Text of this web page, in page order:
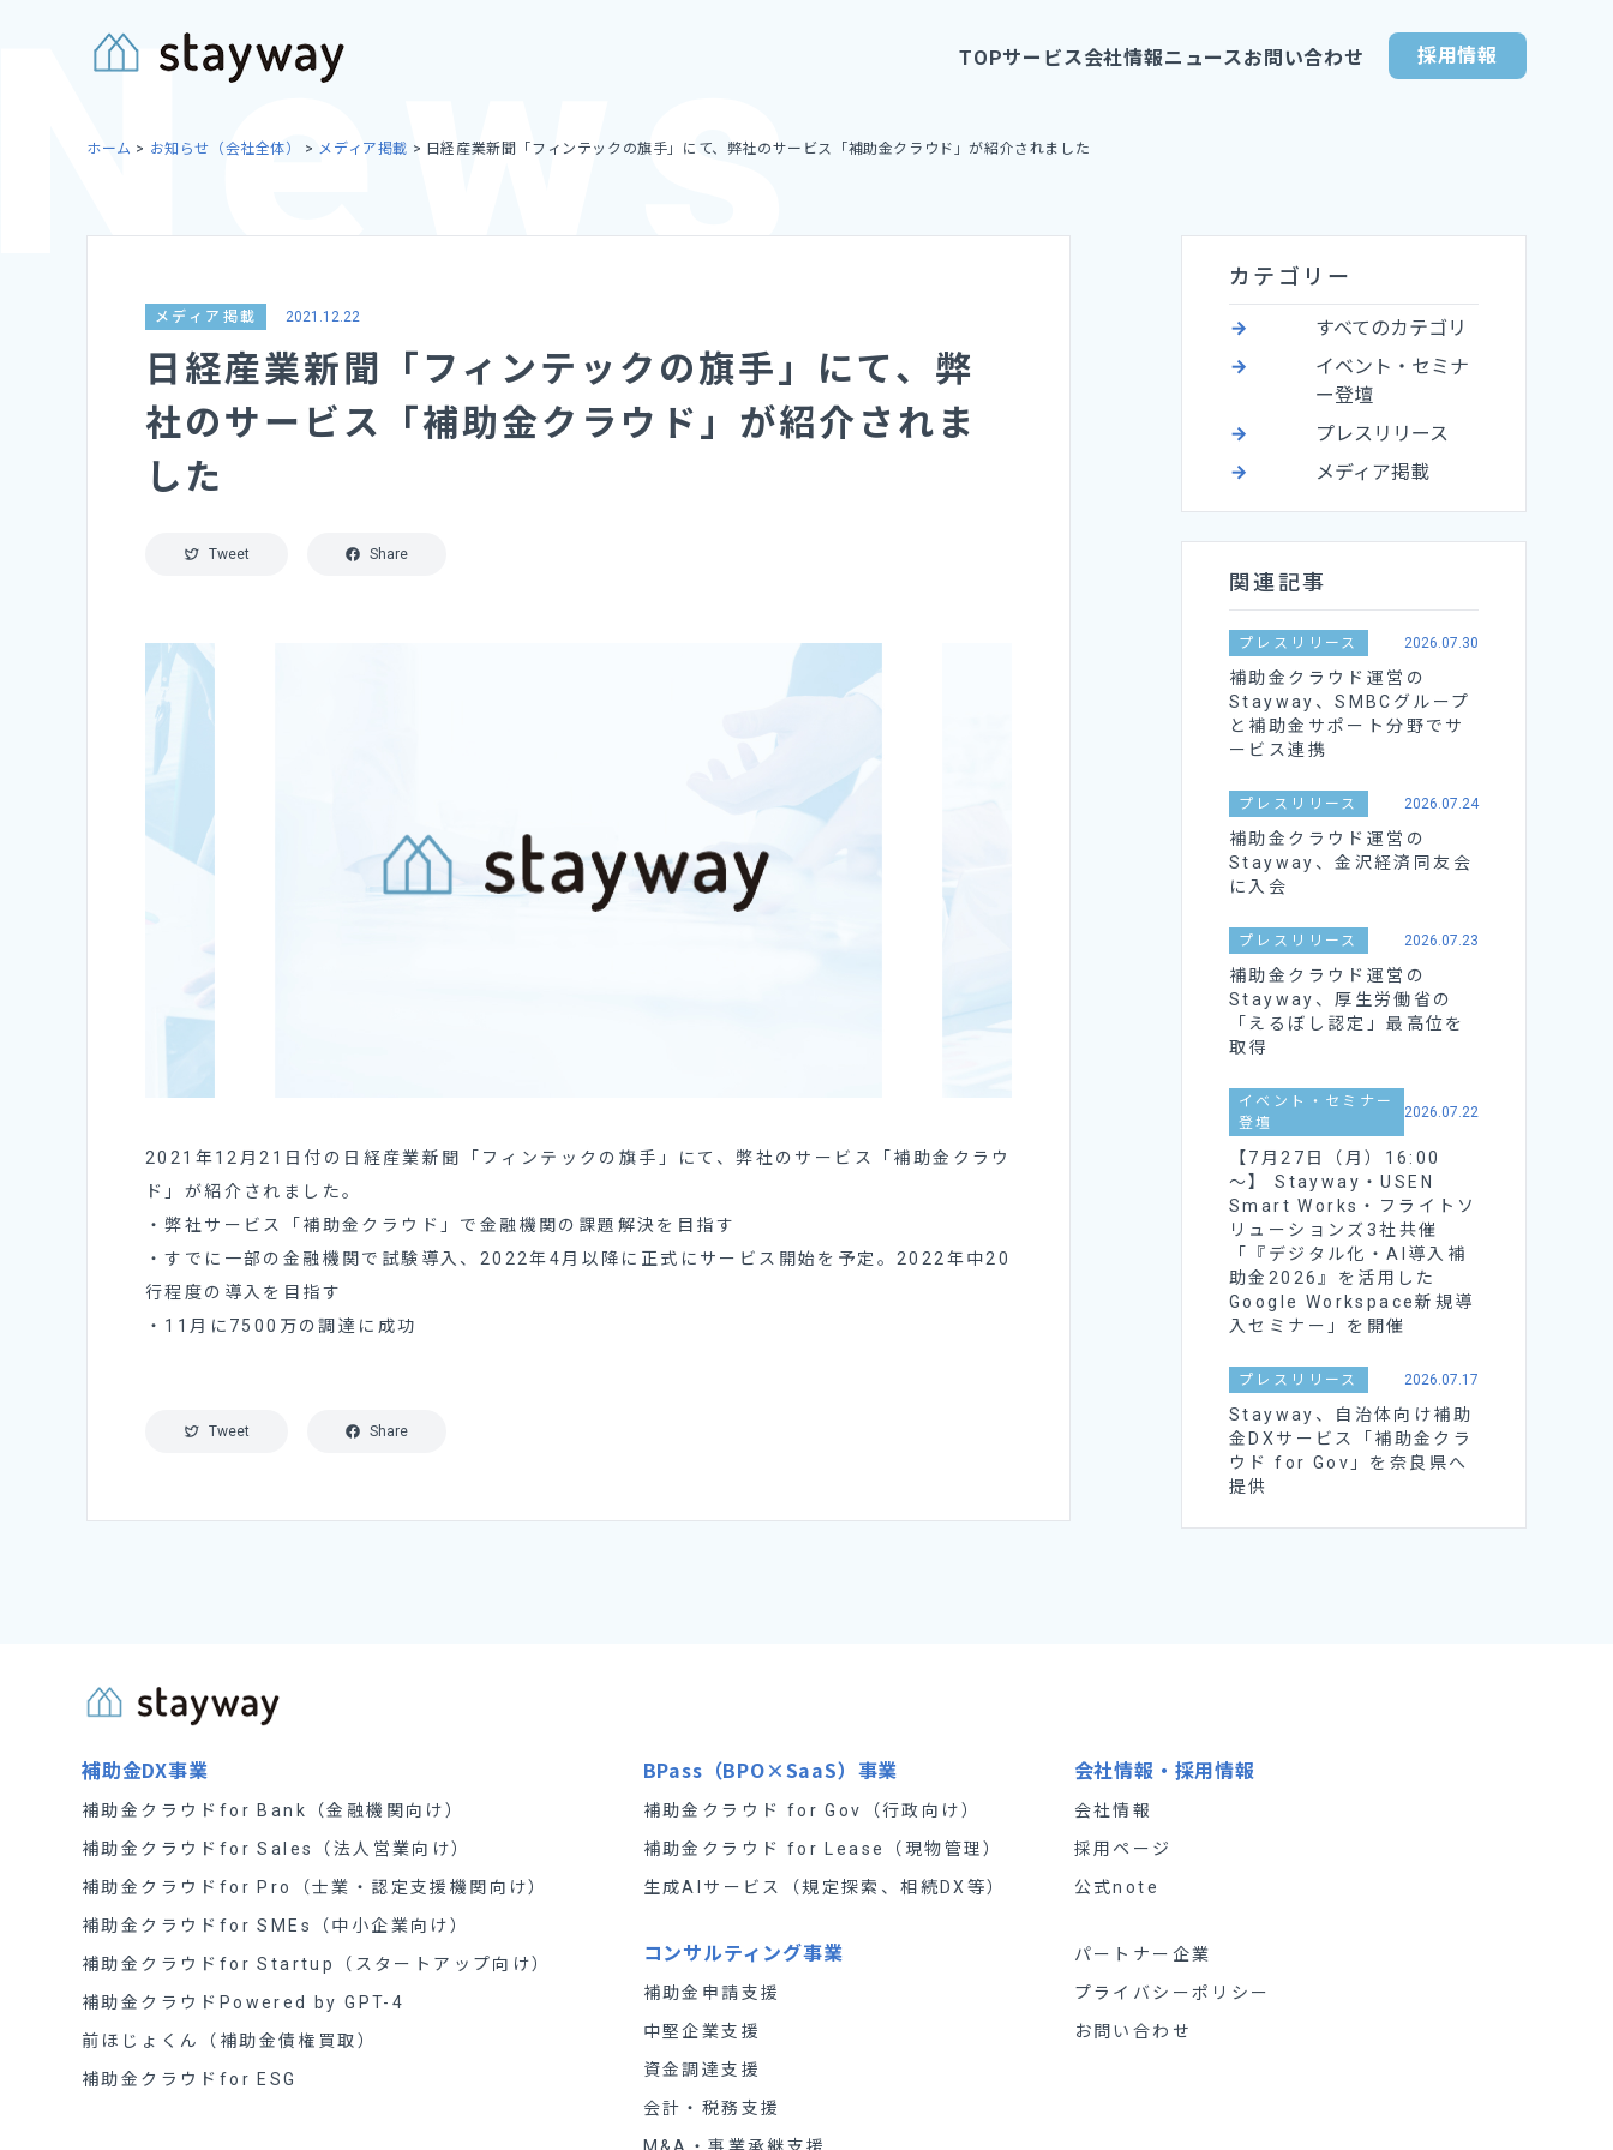
TOPサービス会社情報ニュースお問い合わせ 採用情報
ホーム > お知らせ（会社全体） > メディア掲載 > 日経産業新聞「フィンテックの旗手」にて、弊社のサービス「補助金クラウド」が紹介されました
メディア掲載 2021.12.22
日経産業新聞「フィンテックの旗手」にて、弊
社のサービス「補助金クラウド」が紹介されま
した
Tweet Share
2021年12月21日付の日経産業新聞「フィンテックの旗手」にて、弊社のサービス「補助金クラウ
ド」が紹介されました。
・弊社サービス「補助金クラウド」で金融機関の課題解決を目指す
・すでに一部の金融機関で試験導入、2022年4月以降に正式にサービス開始を予定。2022年中20
行程度の導入を目指す
・11月に7500万の調達に成功
Tweet Share
カテゴリー
すべてのカテゴリ
イベント・セミナ
ー登壇
プレスリリース
メディア掲載
関連記事
プレスリリース 2026.07.30
補助金クラウド運営の
Stayway、SMBCグループ
と補助金サポート分野でサ
ービス連携
プレスリリース 2026.07.24
補助金クラウド運営の
Stayway、金沢経済同友会
に入会
プレスリリース 2026.07.23
補助金クラウド運営の
Stayway、厚生労働省の
「えるぼし認定」最高位を
取得
イベント・セミナー
登壇
2026.07.22
【7月27日（月）16:00
～】 Stayway・USEN
Smart Works・フライトソ
リューションズ3社共催
「『デジタル化・AI導入補
助金2026』を活用した
Google Workspace新規導
入セミナー」を開催
プレスリリース 2026.07.17
Stayway、自治体向け補助
金DXサービス「補助金クラ
ウド for Gov」を奈良県へ
提供
補助金DX事業
補助金クラウドfor Bank（金融機関向け）
補助金クラウドfor Sales（法人営業向け）
補助金クラウドfor Pro（士業・認定支援機関向け）
補助金クラウドfor SMEs（中小企業向け）
補助金クラウドfor Startup（スタートアップ向け）
補助金クラウドPowered by GPT-4
前ほじょくん（補助金債権買取）
補助金クラウドfor ESG
BPass（BPO×SaaS）事業
補助金クラウド for Gov（行政向け）
補助金クラウド for Lease（現物管理）
生成AIサービス（規定探索、相続DX等）
コンサルティング事業
補助金申請支援
中堅企業支援
資金調達支援
会計・税務支援
M&A・事業承継支援
会社情報・採用情報
会社情報
採用ページ
公式note
パートナー企業
プライバシーポリシー
お問い合わせ